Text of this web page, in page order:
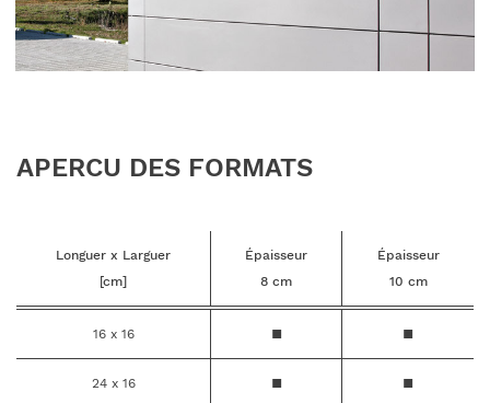
APERCU DES FORMATS
Longuer x Larguer
[cm]
Épaisseur
8 cm
Épaisseur
10 cm
16 x 16 ■ ■
24 x 16 ■ ■